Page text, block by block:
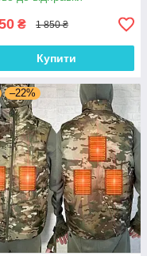
₴ 1 850 ₴
Купити
–22%